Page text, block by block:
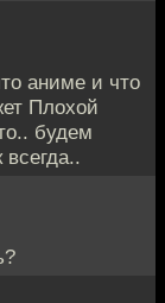
аниме и что
Плохой
будем